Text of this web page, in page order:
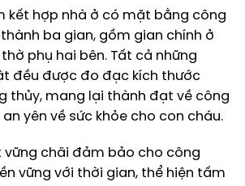
kết hợp nhà ở có mặt bằng công
ba gian, gồm gian chính ở
phụ hai bên. Tất cả những
đều được đo đạc kích thước
thủy, mang lại thành đạt về công
an yên về sức khỏe cho con cháu.
vững chãi đảm bảo cho công
vững với thời gian, thể hiện tấm